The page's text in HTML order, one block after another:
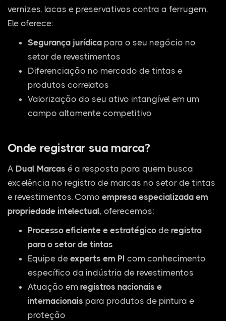
vernizes, lacas e preservativos contra a ferrugem.
Ele oferece:
Segurança jurídica para o seu negócio no
setor de revestimentos
Diferenciação no mercado de tintas e
produtos correlatos
Valorização do seu ativo intangível em um
campo altamente competitivo
Onde registrar sua marca?
A Dual Marcas é a resposta para quem busca
excelência no registro de marcas no setor de tintas
e revestimentos. Como empresa especializada em
propriedade intelectual, oferecemos:
Processo eficiente e estratégico de registro
para o setor de tintas
Equipe de experts em PI com conhecimento
específico da indústria de revestimentos
Atuação em registros nacionais e
internacionais para produtos de pintura e
proteção